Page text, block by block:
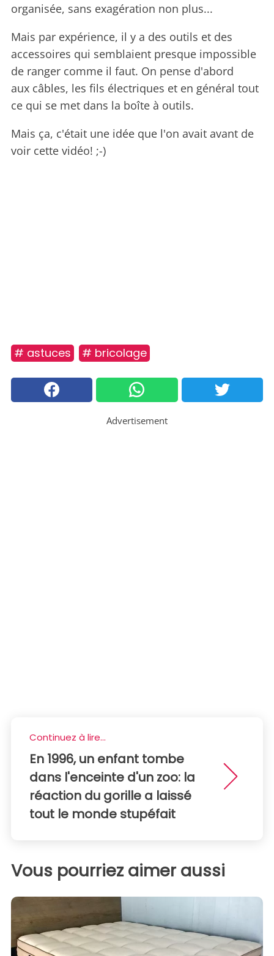
organisée, sans exagération non plus...
Mais par expérience, il y a des outils et des
accessoires qui semblaient presque impossible
de ranger comme il faut. On pense d'abord
aux câbles, les fils électriques et en général tout
ce qui se met dans la boîte à outils.
Mais ça, c'était une idée que l'on avait avant de
voir cette vidéo! ;-)
# astuces # bricolage
Advertisement
Continuez à lire...
En 1996, un enfant tombe
dans l'enceinte d'un zoo: la
réaction du gorille a laissé
tout le monde stupéfait
Vous pourriez aimer aussi